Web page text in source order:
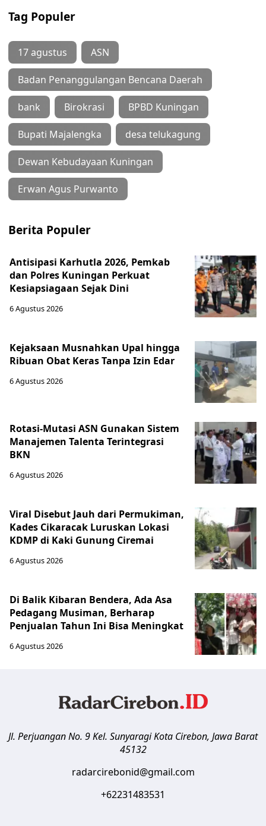
Tag Populer
17 agustus ASN
Badan Penanggulangan Bencana Daerah
bank Birokrasi BPBD Kuningan
Bupati Majalengka desa telukagung
Dewan Kebudayaan Kuningan
Erwan Agus Purwanto
Berita Populer
Antisipasi Karhutla 2026, Pemkab
dan Polres Kuningan Perkuat
Kesiapsiagaan Sejak Dini
6 Agustus 2026
Kejaksaan Musnahkan Upal hingga
Ribuan Obat Keras Tanpa Izin Edar
6 Agustus 2026
Rotasi-Mutasi ASN Gunakan Sistem
Manajemen Talenta Terintegrasi
BKN
6 Agustus 2026
Viral Disebut Jauh dari Permukiman,
Kades Cikaracak Luruskan Lokasi
KDMP di Kaki Gunung Ciremai
6 Agustus 2026
Di Balik Kibaran Bendera, Ada Asa
Pedagang Musiman, Berharap
Penjualan Tahun Ini Bisa Meningkat
6 Agustus 2026
Jl. Perjuangan No. 9 Kel. SunyaragiKota Cirebon, Jawa Barat
45132
radarcirebonid@gmail.com
+62231483531